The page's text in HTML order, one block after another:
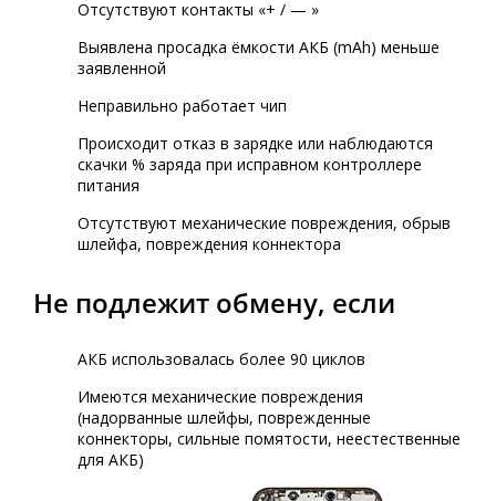
Отсутствуют контакты «+ / — »
Выявлена просадка ёмкости АКБ (mAh) меньше
заявленной
Неправильно работает чип
Происходит отказ в зарядке или наблюдаются
скачки % заряда при исправном контроллере
питания
Отсутствуют механические повреждения, обрыв
шлейфа, повреждения коннектора
Не подлежит обмену, если
АКБ использовалась более 90 циклов
Имеются механические повреждения
(надорванные шлейфы, поврежденные
коннекторы, сильные помятости, неестественные
для АКБ)